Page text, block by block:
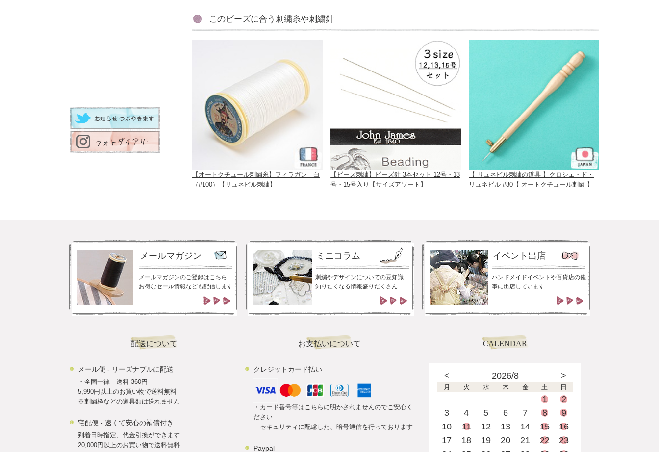
このビーズに合う刺繍糸や刺繍針
【オートクチュール刺繍糸】フィラガン 白
（#100）【リュネビル刺繍】
【ビーズ刺繍】ビーズ針 3本セット 12号・13
号・15号入り【サイズアソート】
【 リュネビル刺繍の道具 】クロシェ・ド・
リュネビル #80【 オートクチュール刺繍 】
メールマガジン
メールマガジンのご登録はこちら
お得なセール情報なども配信します
ミニコラム
刺繍やデザインについての豆知識
知りたくなる情報盛りだくさん
イベント出店
ハンドメイドイベントや百貨店の催
事に出店しています
配送について
メール便 - リーズナブルに配送
・全国一律 送料 360円
5,990円以上のお買い物で送料無料
※刺繍枠などの道具類は送れません
宅配便 - 速くて安心の補償付き
到着日時指定、代金引換ができます
20,000円以上のお買い物で送料無料
お支払いについて
クレジットカード払い
・カード番号等はこちらに明かされませんのでご安心く
ださい
セキュリティに配慮した、暗号通信を行っております
Paypal
CALENDAR
< 2026/8 >
月 火 水 木 金 土 日
1
2
3
4 5 6 7 8
9
10
11 12 13 14 15
16
17
18 19 20 21 22
23